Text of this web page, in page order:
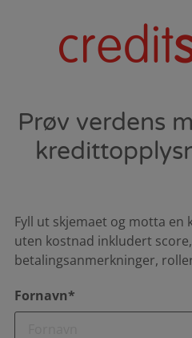
Prøv verdens
Fyll ut skjemaet og motta
uten kostnad inkludert
betalingsanmerkninger,
Fornavn*